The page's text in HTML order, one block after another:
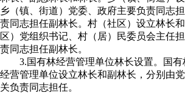
乡（镇、街道）党委、政府主要负责同志
责同志担任副林长。村（社区）设立林长
区）党组织书记、村（居）民委员会主任
责同志担任副林长。
3.国有林经营管理单位林长设置。国
经营管理单位设立林长和副林长，分别由
关负责同志担任。